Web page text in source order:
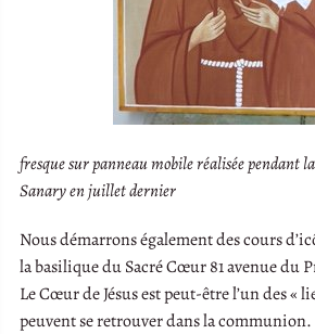
fresque sur panneau mobile réalisée pendant
Sanary en juillet dernier
Nous démarrons également des cours
la basilique du Sacré Cœur 81 avenue du
Le Cœur de Jésus est peut-être l’un des «
peuvent se retrouver dans la